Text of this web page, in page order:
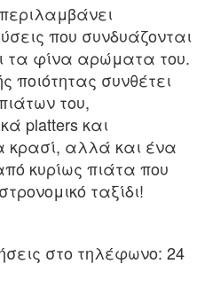
που συνδυάζονται
τα φίνα αρώματα του.
συνθέτει
του,
platters και
κρασί, αλλά και ένα
κυρίως πιάτα που
ταξίδι!
στο τηλέφωνο: 24